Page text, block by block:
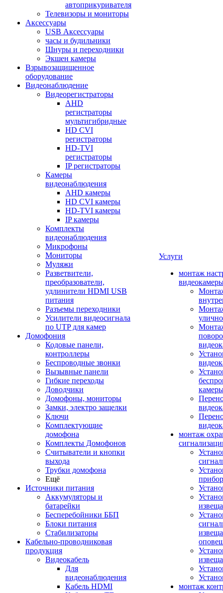
автоприкуривателя
Телевизоры и мониторы
Аксессуары
USB Аксессуары
часы и будильники
Шнуры и переходники
Экшен камеры
Взрывозащищенное
оборудование
Видеонаблюдение
Видеорегистраторы
AHD
регистраторы
мультигибридные
HD CVI
регистраторы
HD-TVI
регистраторы
IP регистраторы
Камеры
видеонаблюдения
AHD камеры
HD CVI камеры
HD-TVI камеры
IP камеры
Комплекты
видеонаблюдения
Микрофоны
Мониторы
Муляжи
Разветвители,
преобразователи,
удлинители HDMI USB
питания
Разъемы переходники
Усилители видеосигнала
по UTP для камер
Домофония
Кодовые панели,
контроллеры
Беспроводные звонки
Вызывные панели
Гибкие переходы
Доводчики
Домофоны, мониторы
Замки, электро защелки
Ключи
Комплектующие
домофона
Комплекты Домофонов
Считыватели и кнопки
выхода
Трубки домофона
Ещё
Источники питания
Аккумуляторы и
батарейки
Бесперебойники ББП
Блоки питания
Стабилизаторы
Кабельно-проводниковая
продукция
Видеокабель
Для
видеонаблюдения
Кабель HDMI
Услуги
монтаж
монтаж
монтаж